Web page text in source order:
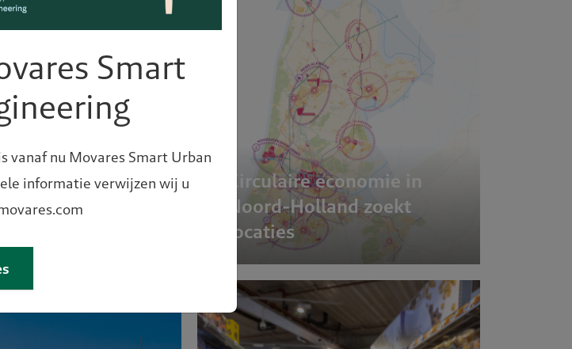
Over
Circulaire economie in
Noord-Holland zoekt
locaties
Smart
vanaf nu Movares Smart Urban
informatie verwijzen wij u